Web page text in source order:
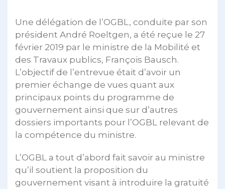
Une délégation de l’OGBL, conduite par son
président André Roeltgen, a été reçue le 27
février 2019 par le ministre de la Mobilité et
des Travaux publics, François Bausch.
L’objectif de l’entrevue était d’avoir un
premier échange de vues quant aux
principaux points du programme de
gouvernement ainsi que sur d’autres
dossiers importants pour l’OGBL relevant de
la compétence du ministre.
L’OGBL a tout d’abord fait savoir au ministre
qu’il soutient la proposition du
gouvernement visant à introduire la gratuité